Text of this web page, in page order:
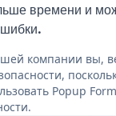
времени и
компании вы,
Popup